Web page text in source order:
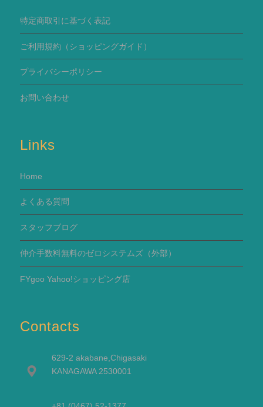
特定商取引に基づく表記
ご利用規約 （ショッピングガイド）
プライバシーポリシー
お問い合わせ
Links
Home
よくある質問
スタッフブログ
仲介手数料無料のゼロシステムズ（外部）
FYgoo Yahoo!ショッピング店
Contacts
629-2 akabane,Chigasaki
KANAGAWA 2530001